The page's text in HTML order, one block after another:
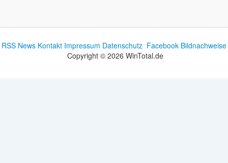
RSS News Kontakt Impressum Datenschutz Facebook Bildnachweise
Copyright © 2026 WinTotal.de